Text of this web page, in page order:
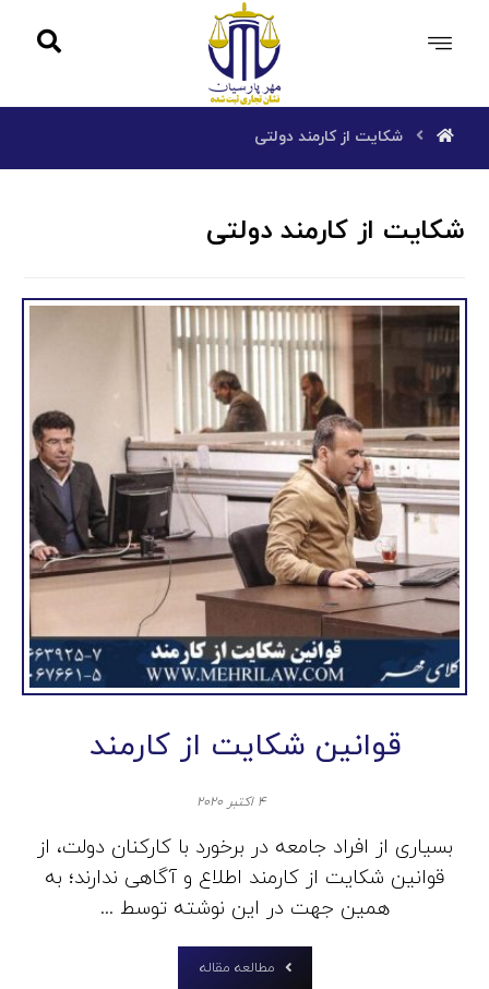
شکایت از کارمند دولتی
شکایت از کارمند دولتی
قوانین شکایت از کارمند
۴ اکتبر ۲۰۲۰
بسیاری از افراد جامعه در برخورد با کارکنان دولت، از
قوانین شکایت از کارمند اطلاع و آگاهی ندارند؛ به
همین جهت در این نوشته توسط ...
مطالعه مقاله